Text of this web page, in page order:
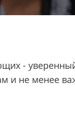
-
и не менее